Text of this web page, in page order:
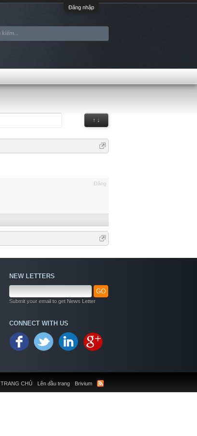
Đăng nhập
↑ ↓
Đăng
NEW LETTERS
GO
Submit your email to get News Letter
CONNECT WITH US
TRANG CHỦ Lên đầu trang Brivium